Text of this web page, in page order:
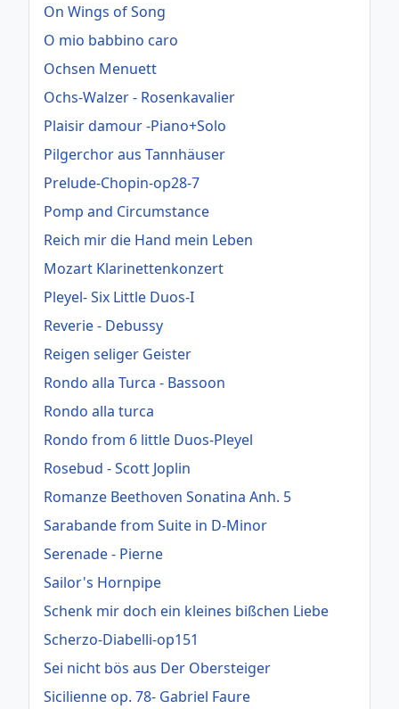
On Wings of Song
O mio babbino caro
Ochsen Menuett
Ochs-Walzer - Rosenkavalier
Plaisir damour -Piano+Solo
Pilgerchor aus Tannhäuser
Prelude-Chopin-op28-7
Pomp and Circumstance
Reich mir die Hand mein Leben
Mozart Klarinettenkonzert
Pleyel- Six Little Duos-I
Reverie - Debussy
Reigen seliger Geister
Rondo alla Turca - Bassoon
Rondo alla turca
Rondo from 6 little Duos-Pleyel
Rosebud - Scott Joplin
Romanze Beethoven Sonatina Anh. 5
Sarabande from Suite in D-Minor
Serenade - Pierne
Sailor's Hornpipe
Schenk mir doch ein kleines bißchen Liebe
Scherzo-Diabelli-op151
Sei nicht bös aus Der Obersteiger
Sicilienne op. 78- Gabriel Faure